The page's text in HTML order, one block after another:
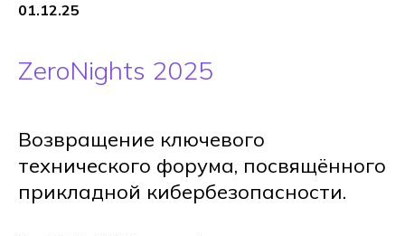
01.12.25
ZeroNights 2025
Возвращение ключевого
технического форума, посвящённого
прикладной кибербезопасности.